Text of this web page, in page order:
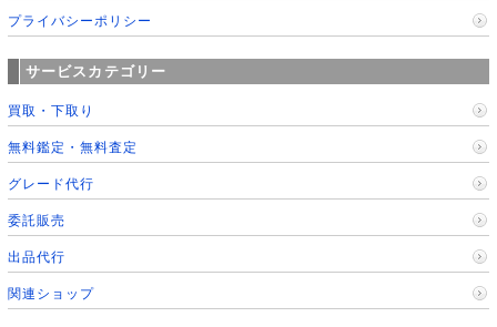
プライバシーポリシー
サービスカテゴリー
買取・下取り
無料鑑定・無料査定
グレード代行
委託販売
出品代行
関連ショップ